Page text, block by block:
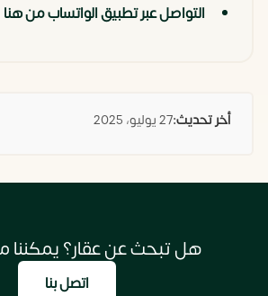
التواصل عبر تطبيق الواتساب من هنا
أخر تحديث:27 يوليو، 2025
هل تبحث عن عقار؟ يمكننا
اتصل بنا